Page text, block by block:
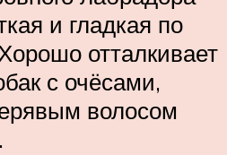
и гладкая по
отталкивает
с очёсами,
волосом